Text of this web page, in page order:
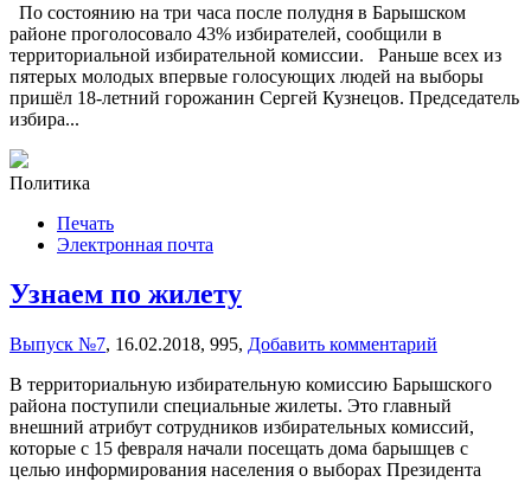
По состоянию на три часа после полудня в Барышском
районе проголосовало 43% избирателей, сообщили в
территориальной избирательной комиссии. Раньше всех из
пятерых молодых впервые голосующих людей на выборы
пришёл 18-летний горожанин Сергей Кузнецов. Председатель
избира...
Политика
Печать
Электронная почта
Узнаем по жилету
Выпуск №7, 16.02.2018, 995, Добавить комментарий
В территориальную избирательную комиссию Барышского
района поступили специальные жилеты. Это главный
внешний атрибут сотрудников избирательных комиссий,
которые с 15 февраля начали посещать дома барышцев с
целью информирования населения о выборах Президента